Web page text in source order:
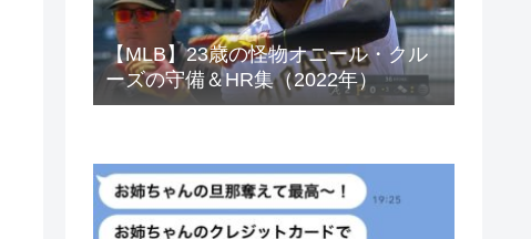
【MLB】23歳の怪物オニール・クル
ーズの守備＆HR集（2022年）